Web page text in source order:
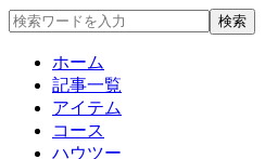
ホーム
記事一覧
アイテム
コース
ハウツー